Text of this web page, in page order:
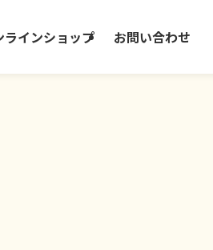
ラインショップ お問い合わせ